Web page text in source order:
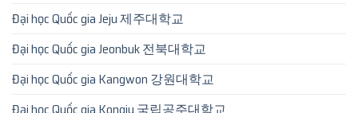
Đại học Quốc gia Jeju 제주대학교
Đại học Quốc gia Jeonbuk 전북대학교
Đại học Quốc gia Kangwon 강원대학교